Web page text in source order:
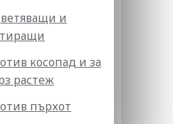
и
косопад и за
растеж
пърхот